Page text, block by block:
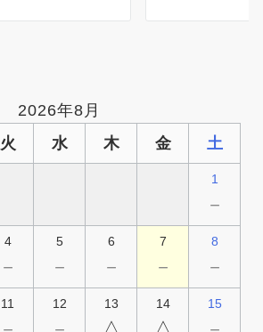
2026年8月
火 水 木 金 土
1
－
4
－
5
－
6
－
7
－
8
－
11 12 13 14 15